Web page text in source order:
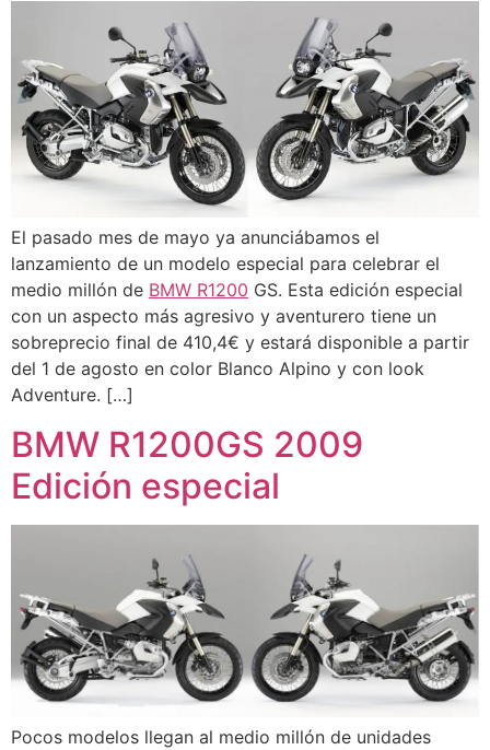
El pasado mes de mayo ya anunciábamos el
lanzamiento de un modelo especial para celebrar el
medio millón de BMW R1200 GS. Esta edición especial
con un aspecto más agresivo y aventurero tiene un
sobreprecio final de 410,4€ y estará disponible a partir
del 1 de agosto en color Blanco Alpino y con look
Adventure. […]
BMW R1200GS 2009
Edición especial
Pocos modelos llegan al medio millón de unidades